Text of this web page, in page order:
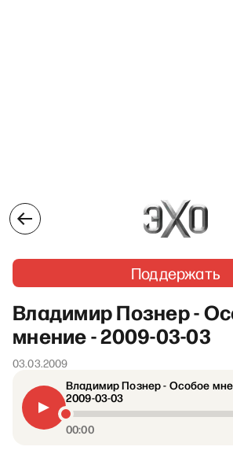
Поддержать
Владимир Познер -
мнение - 2009-03-03
03.03.2009
Владимир Познер - Особое
2009-03-03
00:00